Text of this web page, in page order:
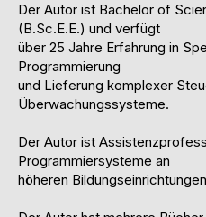
Der Autor ist Bachelor of
(B.Sc.E.E.) und verfügt
über 25 Jahre Erfahrung in
Programmierung
und Lieferung komplexer
Überwachungssysteme.
Der Autor ist
Programmiersysteme an
höheren